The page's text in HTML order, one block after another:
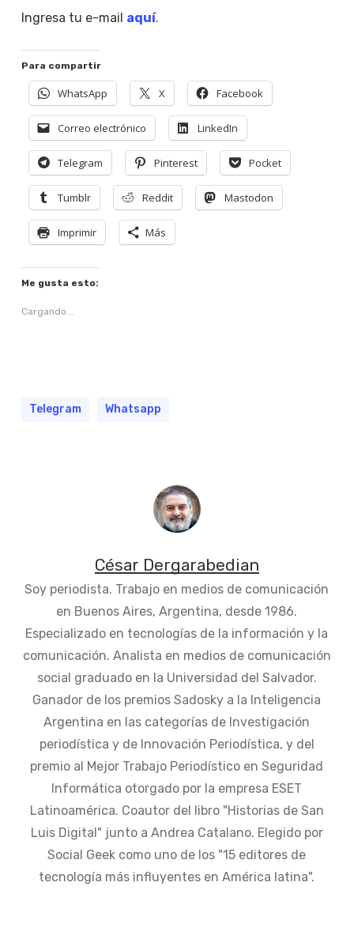
Ingresa tu e-mail aquí.
Para compartir
WhatsApp X Facebook
Correo electrónico LinkedIn
Telegram Pinterest Pocket
Tumblr Reddit Mastodon
Imprimir Más
Me gusta esto:
Cargando...
Telegram Whatsapp
César Dergarabedian
Soy periodista. Trabajo en medios de comunicación
en Buenos Aires, Argentina, desde 1986.
Especializado en tecnologías de la información y la
comunicación. Analista en medios de comunicación
social graduado en la Universidad del Salvador.
Ganador de los premios Sadosky a la Inteligencia
Argentina en las categorías de Investigación
periodística y de Innovación Periodística, y del
premio al Mejor Trabajo Periodístico en Seguridad
Informática otorgado por la empresa ESET
Latinoamérica. Coautor del libro "Historias de San
Luis Digital" junto a Andrea Catalano. Elegido por
Social Geek como uno de los "15 editores de
tecnología más influyentes en América latina".